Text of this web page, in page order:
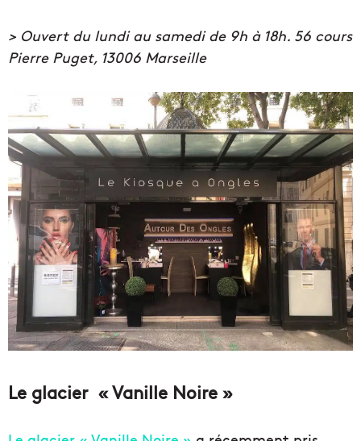
> Ouvert du lundi au samedi de 9h à 18h. 56 cours
Pierre Puget, 13006 Marseille
Le glacier « Vanille Noire »